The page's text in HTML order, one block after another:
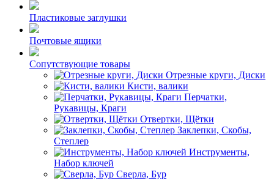
Пластиковые заглушки
Почтовые ящики
Сопутствующие товары
Отрезные круги, Диски
Кисти, валики
Перчатки,
Рукавицы, Краги
Отвертки, Щётки
Заклепки, Скобы,
Степлер
Инструменты,
Набор ключей
Сверла, Бур